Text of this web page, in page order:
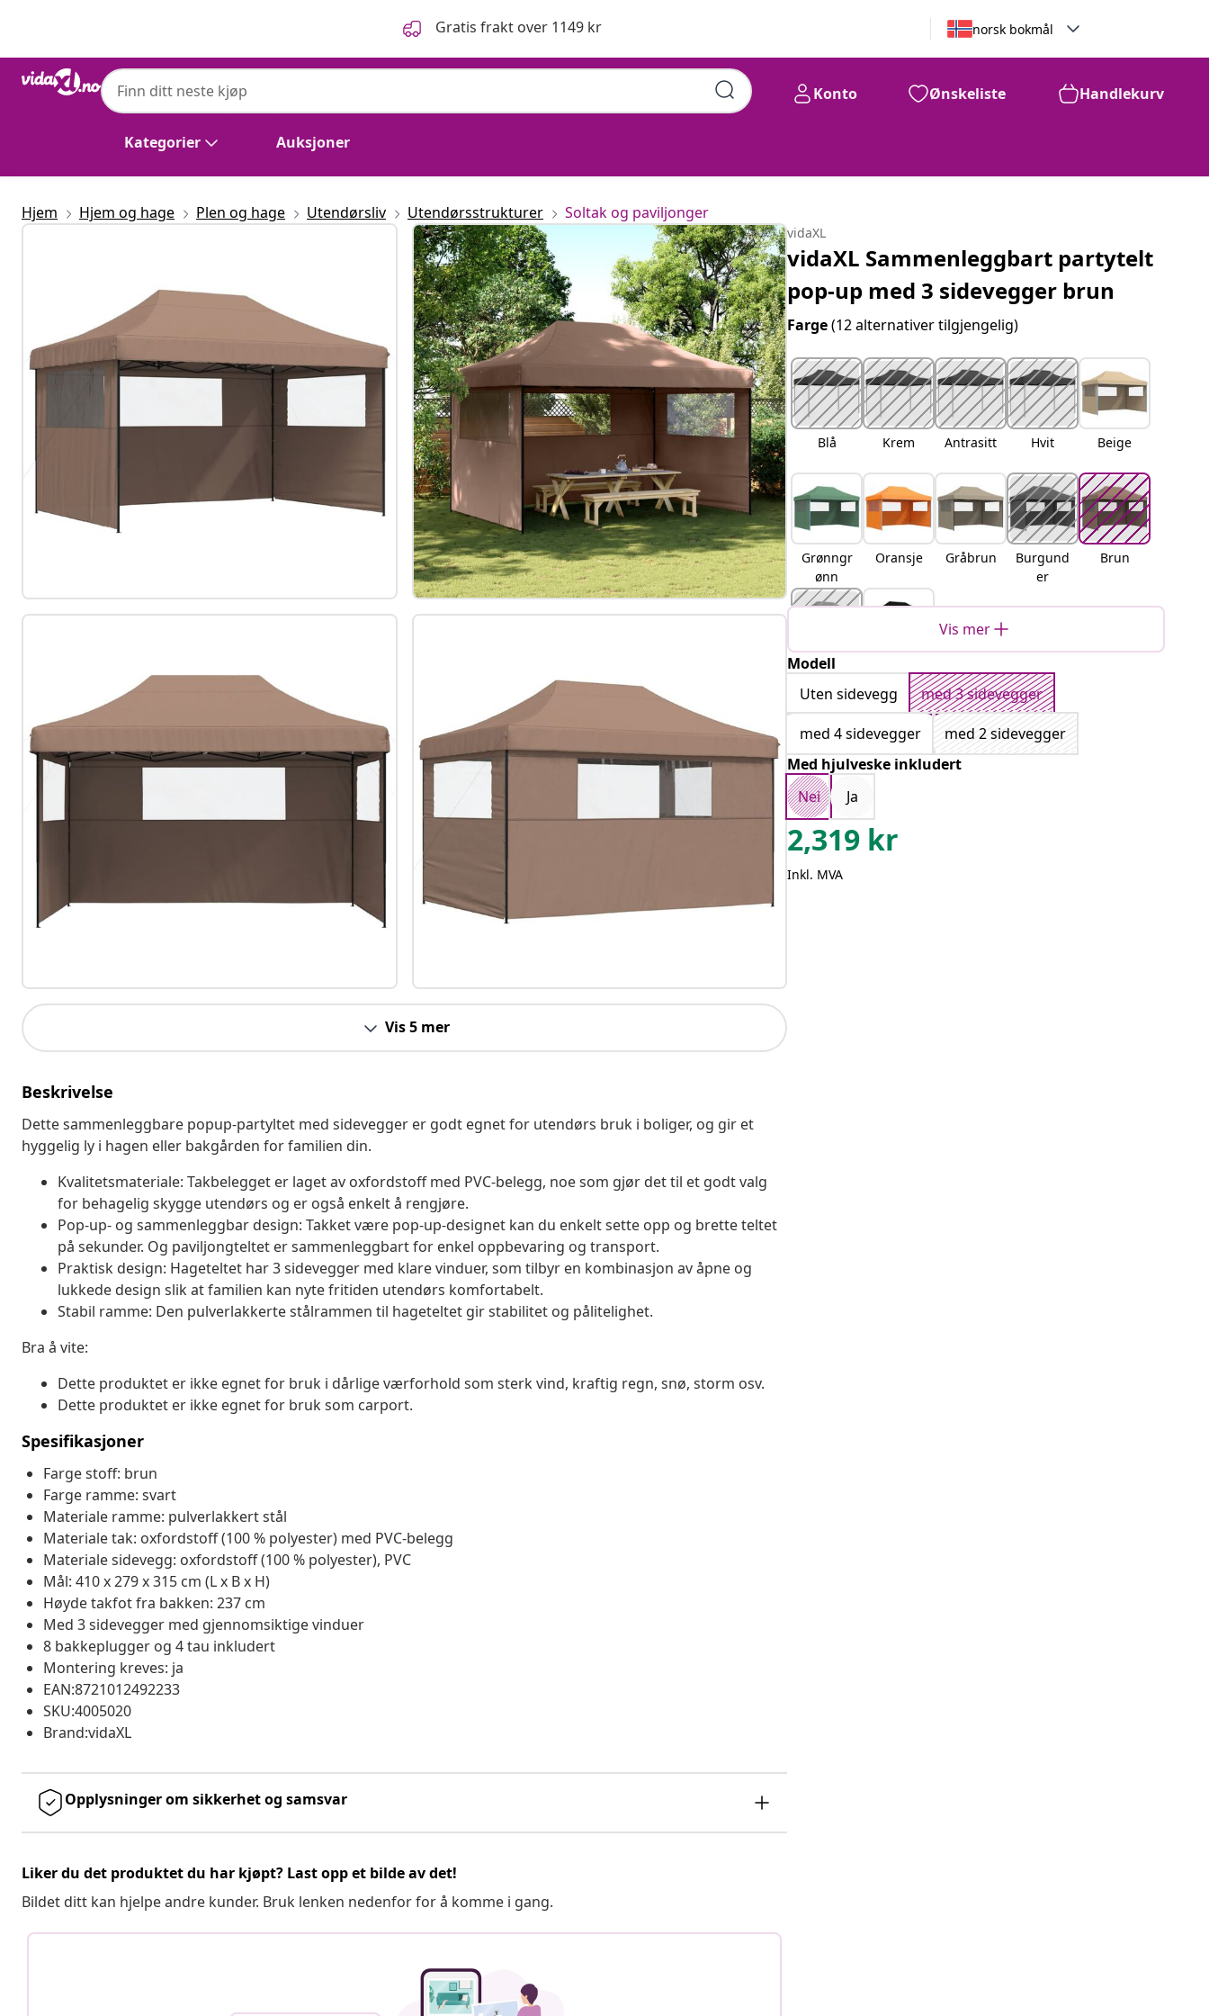
Gratis frakt over 1149 kr norsk bokmål
Kategorier Auksjoner
Konto Ønskeliste Handlekurv
vidaXL kr
Hjem Hjem og hage Plen og hage Utendørsliv Utendørsstrukturer Soltak og paviljonger
Vis 5 mer
Beskrivelse
Dette sammenleggbare popup-partyltet med sidevegger er godt egnet for utendørs bruk i boliger, og gir et
hyggelig ly i hagen eller bakgården for familien din.
Kvalitetsmateriale: Takbelegget er laget av oxfordstoff med PVC-belegg, noe som gjør det til et godt valg
for behagelig skygge utendørs og er også enkelt å rengjøre.
Pop-up- og sammenleggbar design: Takket være pop-up-designet kan du enkelt sette opp og brette teltet
på sekunder. Og paviljongteltet er sammenleggbart for enkel oppbevaring og transport.
Praktisk design: Hageteltet har 3 sidevegger med klare vinduer, som tilbyr en kombinasjon av åpne og
lukkede design slik at familien kan nyte fritiden utendørs komfortabelt.
Stabil ramme: Den pulverlakkerte stålrammen til hageteltet gir stabilitet og pålitelighet.
Bra å vite:
Dette produktet er ikke egnet for bruk i dårlige værforhold som sterk vind, kraftig regn, snø, storm osv.
Dette produktet er ikke egnet for bruk som carport.
Spesifikasjoner
Farge stoff: brun
Farge ramme: svart
Materiale ramme: pulverlakkert stål
Materiale tak: oxfordstoff (100 % polyester) med PVC-belegg
Materiale sidevegg: oxfordstoff (100 % polyester), PVC
Mål: 410 x 279 x 315 cm (L x B x H)
Høyde takfot fra bakken: 237 cm
Med 3 sidevegger med gjennomsiktige vinduer
8 bakkeplugger og 4 tau inkludert
Montering kreves: ja
EAN:8721012492233
SKU:4005020
Brand:vidaXL
Opplysninger om sikkerhet og samsvar
Liker du det produktet du har kjøpt? Last opp et bilde av det!
Bildet ditt kan hjelpe andre kunder. Bruk lenken nedenfor for å komme i gang.
vidaXL
vidaXL Sammenleggbart partytelt
pop-up med 3 sidevegger brun
Farge(12 alternativer tilgjengelig)
Blå Krem Antrasitt Hvit Beige
Grønngr
ønn
Oransje Gråbrun
Burgund
er
Brun
Terrakott
a
Svart
Vis mer
Modell
Uten sidevegg
med 3 sidevegger
med 4 sidevegger
med 2 sidevegger
Med hjulveske inkludert
Nei
Ja
2,319 kr
Inkl. MVA